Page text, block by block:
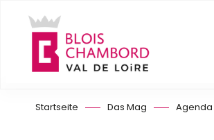
contenu
principal
Startseite Das Mag Agenda